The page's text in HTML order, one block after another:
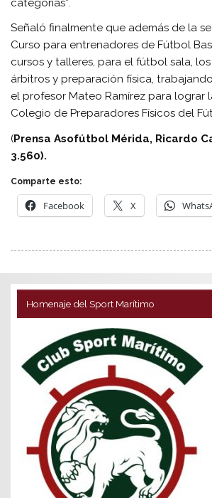
categorías”.
Señaló finalmente que además de la
Curso para entrenadores de Fútbol
cursos y talleres, para el fútbol sala,
árbitros y preparación física,
el profesor Mateo Ramírez para lograr
Colegio de Preparadores Físicos del
(Prensa Asofútbol Mérida, Ricardo
3.560).
Comparte esto:
Facebook X
Homenaje del Sport Marítimo